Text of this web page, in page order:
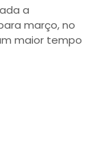
a
março, no
maior tempo